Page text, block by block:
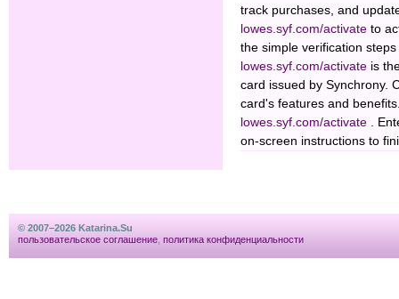
track purchases, and
lowes.syf.com/activate to
the simple verification
lowes.syf.com/activate is
card issued by Synchrony.
card's features and
lowes.syf.com/activate .
on-screen instructions to
© 2007–2026 Katarina.Su
пользовательское соглашение политика конфиденциальности